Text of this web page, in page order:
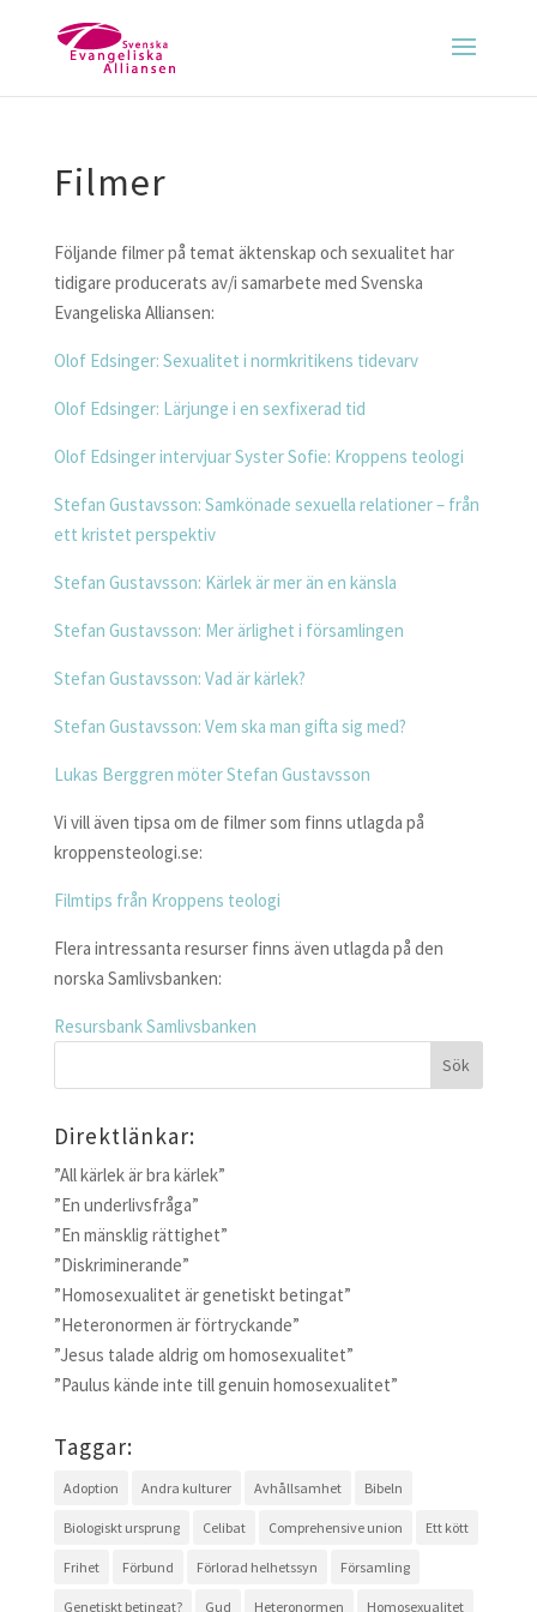
Filmer
Följande filmer på temat äktenskap och sexualitet har
tidigare producerats av/i samarbete med Svenska
Evangeliska Alliansen:
Olof Edsinger: Sexualitet i normkritikens tidevarv
Olof Edsinger: Lärjunge i en sexfixerad tid
Olof Edsinger intervjuar Syster Sofie: Kroppens teologi
Stefan Gustavsson: Samkönade sexuella relationer – från
ett kristet perspektiv
Stefan Gustavsson: Kärlek är mer än en känsla
Stefan Gustavsson: Mer ärlighet i församlingen
Stefan Gustavsson: Vad är kärlek?
Stefan Gustavsson: Vem ska man gifta sig med?
Lukas Berggren möter Stefan Gustavsson
Vi vill även tipsa om de filmer som finns utlagda på
kroppensteologi.se:
Filmtips från Kroppens teologi
Flera intressanta resurser finns även utlagda på den
norska Samlivsbanken:
Resursbank Samlivsbanken
Direktlänkar:
”All kärlek är bra kärlek”
”En underlivsfråga”
”En mänsklig rättighet”
”Diskriminerande”
”Homosexualitet är genetiskt betingat”
”Heteronormen är förtryckande”
”Jesus talade aldrig om homosexualitet”
”Paulus kände inte till genuin homosexualitet”
Taggar:
Adoption Andra kulturer Avhållsamhet Bibeln
Biologiskt ursprung Celibat Comprehensive union Ett kött
Frihet Förbund Förlorad helhetssyn Församling
Genetiskt betingat? Gud Heteronormen Homosexualitet